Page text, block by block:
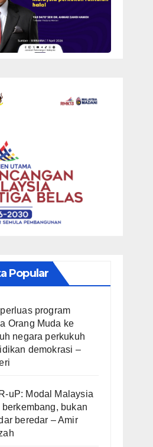
Popular
program
Orang Muda ke
negara perkukuh
demokrasi –
uP: Modal Malaysia
berkembang, bukan
beredar – Amir